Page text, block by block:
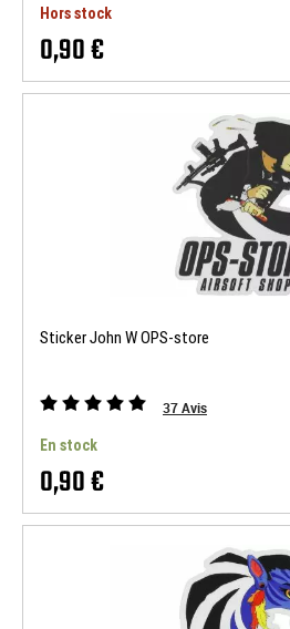
Hors stock
0,90 €
Sticker John W OPS-store
37Avis
En stock
0,90 €